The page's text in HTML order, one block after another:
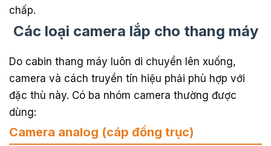
chấp.
Các loại camera lắp cho thang máy
Do cabin thang máy luôn di chuyển lên xuống,
camera và cách truyền tín hiệu phải phù hợp với
đặc thù này. Có ba nhóm camera thường được
dùng:
Camera analog (cáp đồng trục)